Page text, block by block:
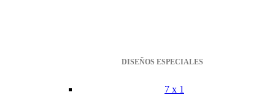
DISEÑOS ESPECIALES
7 x 1